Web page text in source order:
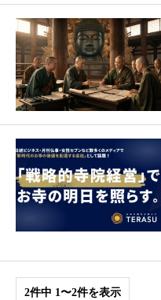
2件中 1〜2件を表示